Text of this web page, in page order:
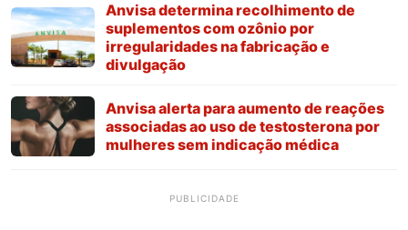
Anvisa determina recolhimento de
suplementos com ozônio por
irregularidades na fabricação e
divulgação
Anvisa alerta para aumento de reações
associadas ao uso de testosterona por
mulheres sem indicação médica
PUBLICIDADE